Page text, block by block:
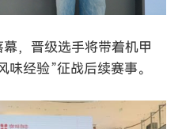
，晋级选手将带着机甲
味经验”征战后续赛事。